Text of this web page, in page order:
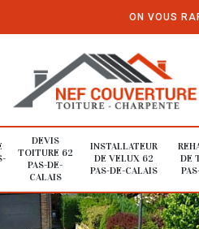
ON VOUS
DEVIS
TOITURE 62
PAS-DE-
CALAIS
INSTALLATEUR
DE VELUX 62
PAS-DE-CALAIS
DE